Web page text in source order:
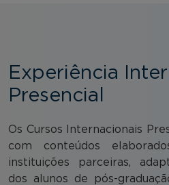
Experiência
Presencial
Os Cursos Internacionais
com conteúdos
instituições parceiras,
dos alunos de pós-